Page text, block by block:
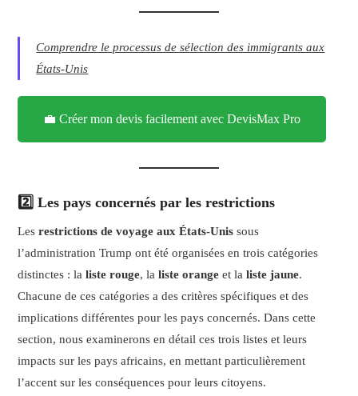
Comprendre le processus de sélection des immigrants aux
États-Unis
💼 Créer mon devis facilement avec DevisMax Pro
2️⃣ Les pays concernés par les restrictions
Lesrestrictions de voyage aux États-Unis sous
l’administration Trump ont été organisées en trois catégories
distinctes : laliste rouge, laliste orange et laliste jaune.
Chacune de ces catégories a des critères spécifiques et des
implications différentes pour les pays concernés. Dans cette
section, nous examinerons en détail ces trois listes et leurs
impacts sur les pays africains, en mettant particulièrement
l’accent sur les conséquences pour leurs citoyens.